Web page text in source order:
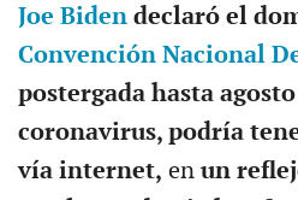
Joe Bidendeclaró el
Convención Nacional
postergada hasta
coronavirus, podría
vía internet, en un